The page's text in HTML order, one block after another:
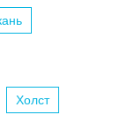
Холст